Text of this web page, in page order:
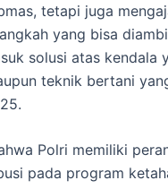
tetapi juga
yang bisa
solusi atas kendala
teknik bertani
Polri memiliki
pada program